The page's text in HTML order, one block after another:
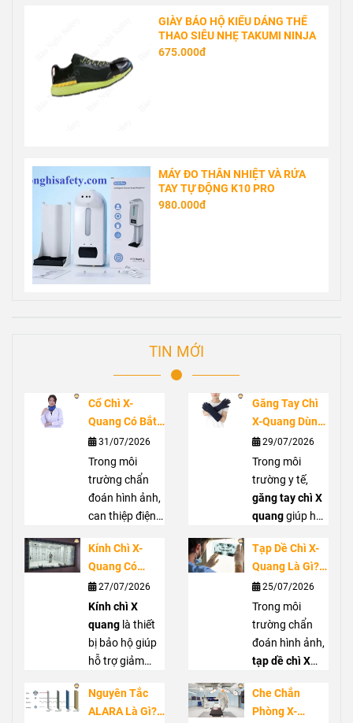
GIÀY BẢO HỘ KIỂU DÁNG THỂ
THAO SIÊU NHẸ TAKUMI NINJA
675.000đ
MÁY ĐO THÂN NHIỆT VÀ RỬA
TAY TỰ ĐỘNG K10 PRO
980.000đ
TIN MỚI
Cổ Chì X-
Quang Có Bắt
Buộc Không?
Vai Trò Bảo Vệ
Tuyến Giáp
Trước Bức Xạ
31/07/2026
Trong môi
trường chẩn
đoán hình ảnh,
can thiệp điện
phẫu thuật C-
arm, nhân viên
y tế có thể tiếp
xúc với bức xạ
tán xạ từ tia X.
Cổ chì X quang
giúp che chắn
bảo vệ tuyến
giáp khi làm
Găng Tay Chì
X-Quang Dùng
Trong Trường
Hợp Nào?
Hướng Dẫn
Lựa Chọn Đúng
29/07/2026
Trong môi
trường y tế,
găng tay chì X
quanggiúp hỗ
nhiễm bức xạ
cho bàn tay khi
làm việc gần
nguồn tia X,
đặc biệt tại
phòng can
thiệp hoặc
dụng C-arm.
Bài viết sẽ giúp
Kính Chì X-
Quang Có
Thực Sự Cần
Thiết? Khi Nào
Nên Sử Dụng?
27/07/2026
Kính chì X
quanglà thiết
bị bảo hộ giúp
hỗ trợ giảm
xạ cho mắt
trong môi
Tạp Dề Chì X-
Quang Là Gì?
Khi Nào Nên
Sử Dụng Và
Cách Lựa Chọn
25/07/2026
Trong môi
trường chẩn
đoán hình ảnh,
tạp dề chì X
bị bảo hộ giúp
hỗ trợ giảm
Nguyên Tắc
ALARA Là Gì?
Che Chắn
Phòng X-